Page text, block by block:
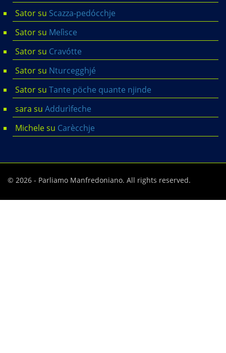
Satorsu Scazza-pedócchje
Satorsu Melìsce
Satorsu Cravótte
Satorsu Nturcegghjé
Satorsu Tante pöche quante njinde
sara su Addurìfeche
Michelesu Carècchje
© 2026 - Parliamo Manfredoniano. All rights reserved.